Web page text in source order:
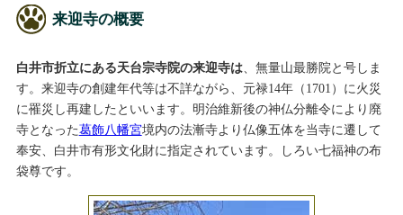
来迎寺の概要
白井市折立にある天台宗寺院の来迎寺は、無量山最勝院と号しま
す。来迎寺の創建年代等は不詳ながら、元禄14年（1701）に火災
に罹災し再建したといいます。明治維新後の神仏分離令により廃
寺となった葛飾八幡宮境内の法漸寺より仏像五体を当寺に遷して
奉安、白井市有形文化財に指定されています。しろい七福神の布
袋尊です。